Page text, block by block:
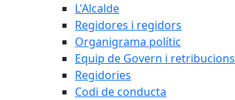
L'Alcalde
Regidores i regidors
Organigrama polític
Equip de Govern i retribucions
Regidories
Codi de conducta